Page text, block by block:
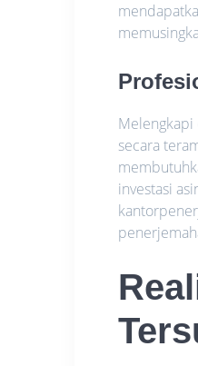
secara
investasi